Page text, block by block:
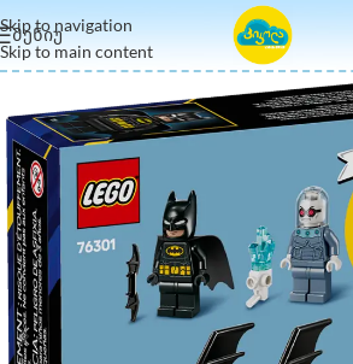
Skip to navigation
Skip to main content
ᲛᲔᲜᲘᲣ